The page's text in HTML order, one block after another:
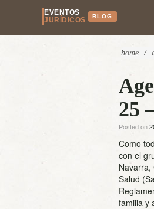
EVENTOS
JURÍDICOS
BLOG
home /
25
Posted on
Como
con el
Salud
familia y